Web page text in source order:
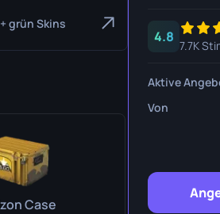
Shadow
Ursus
grün Skins
Case
4.8
7.7K
Aktive
Von